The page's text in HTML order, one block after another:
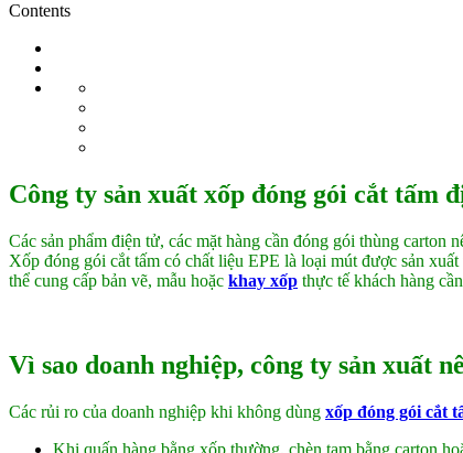
Contents
Công ty sản xuất xốp đóng gói cắt tấm
Các sản phẩm điện tử, các mặt hàng cần đóng gói thùng carton
Xốp đóng gói cắt tấm có chất liệu EPE là loại mút được sản
thể cung cấp bản vẽ, mẫu hoặc khay xốp thực tế khách hàng
Vì sao doanh nghiệp, công ty sản xuất
Các rủi ro của doanh nghiệp khi không dùng xốp đóng gói cắt
Khi quấn hàng bằng xốp thường, chèn tạm bằng carton